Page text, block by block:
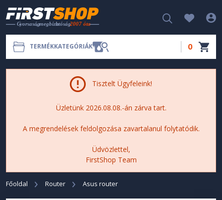
TERMÉKKATEGÓRIÁK 0
Tisztelt Ügyfeleink!
Üzletünk 2026.08.08.-án zárva tart.
A megrendelések feldolgozása zavartalanul folytatódik.
Üdvözlettel,
FirstShop Team
Főoldal Router Asus router